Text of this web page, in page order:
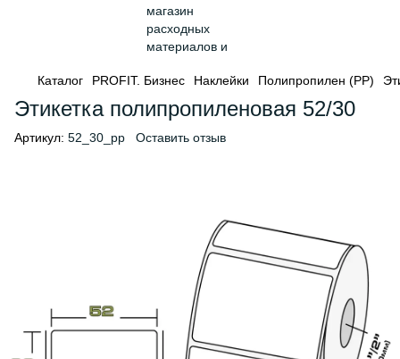
Каталог PROFIT. Бизнес Наклейки Полипропилен (PP)
Этикетка полипропиленовая 52/30
Артикул: 52_30_pp Оставить отзыв